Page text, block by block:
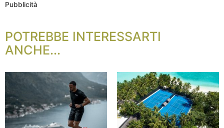
Pubblicità
POTREBBE INTERESSARTI
ANCHE...